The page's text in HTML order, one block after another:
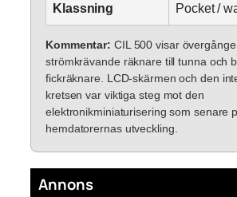
Klassning Pocket /
Kommentar: CIL 500 visar
strömkrävande räknare till tunna och
fickräknare. LCD-skärmen och den
kretsen var viktiga steg mot den
elektronikminiaturisering som senare
hemdatorernas utveckling.
Annons